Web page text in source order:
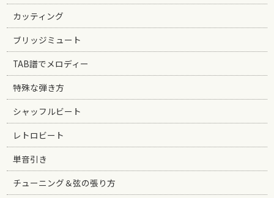
カッティング
ブリッジミュート
TAB譜でメロディー
特殊な弾き方
シャッフルビート
レトロビート
単音引き
チューニング＆弦の張り方